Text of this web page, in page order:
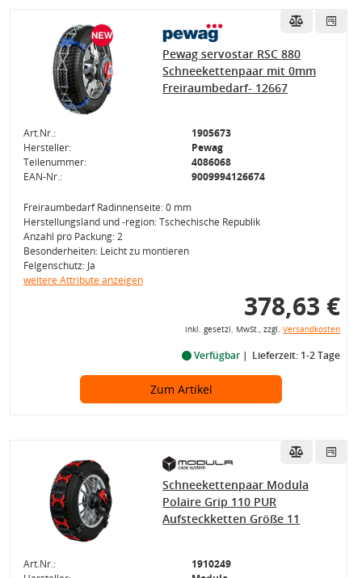
Pewag servostar RSC 880
Schneekettenpaar mit 0mm
Freiraumbedarf- 12667
Art.Nr.:
1905673
Hersteller:
Pewag
Teilenummer:
4086068
EAN-Nr.:
9009994126674
Freiraumbedarf Radinnenseite: 0 mm
Herstellungsland und -region: Tschechische Republik
Anzahl pro Packung: 2
Besonderheiten: Leicht zu montieren
Felgenschutz: Ja
weitere Attribute anzeigen
378,63 €
inkl. gesetzl. MwSt., zzgl. Versandkosten
Verfügbar Lieferzeit: 1-2 Tage
Zum Artikel
Schneekettenpaar Modula
Polaire Grip 110 PUR
Aufsteckketten Größe 11
Art.Nr.:
1910249